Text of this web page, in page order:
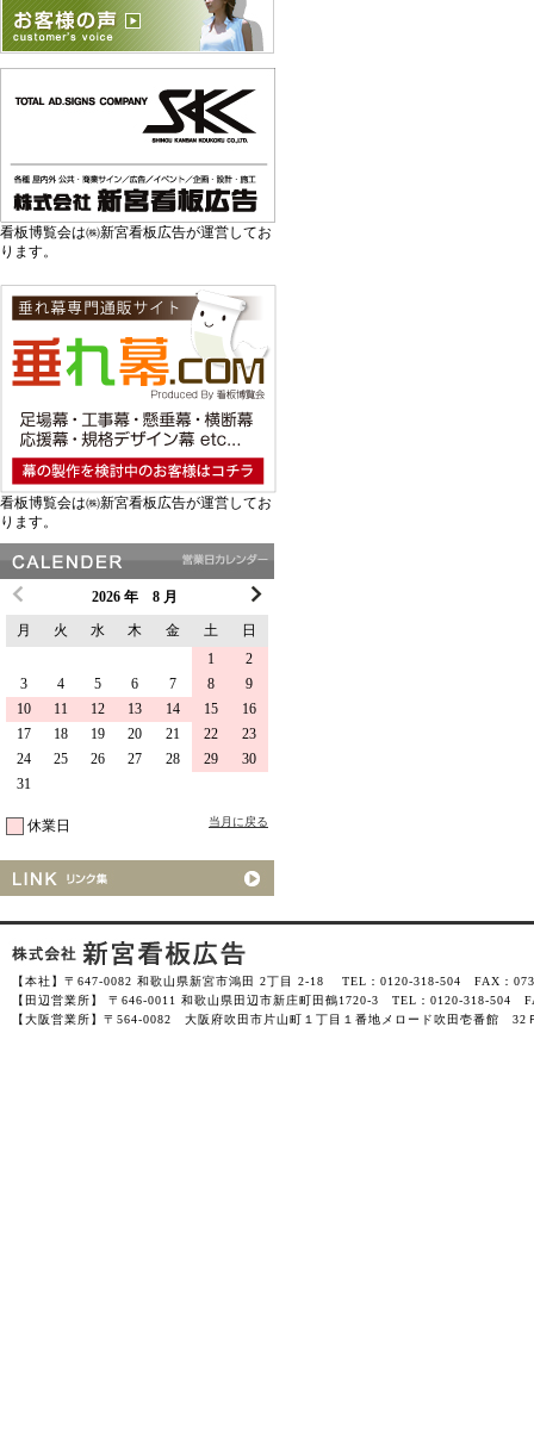
看板博覧会は㈱新宮看板広告が運営してお
ります。
看板博覧会は㈱新宮看板広告が運営してお
ります。
2026 年 8 月
月
火 水 木 金 土
日
1
2
3
4 5 6 7 8
9
10
11 12 13 14 15
16
17
18 19 20 21 22
23
24
25 26 27 28 29
30
31
休業日 当月に戻る
【本社】〒647-0082 和歌山県新宮市鴻田 2丁目 2-18 TEL：0120-318-504 FAX：
【田辺営業所】 〒646-0011 和歌山県田辺市新庄町田鶴1720-3 TEL：0120-318-504
【大阪営業所】〒564-0082 大阪府吹田市片山町１丁目１番地メロード吹田壱番館